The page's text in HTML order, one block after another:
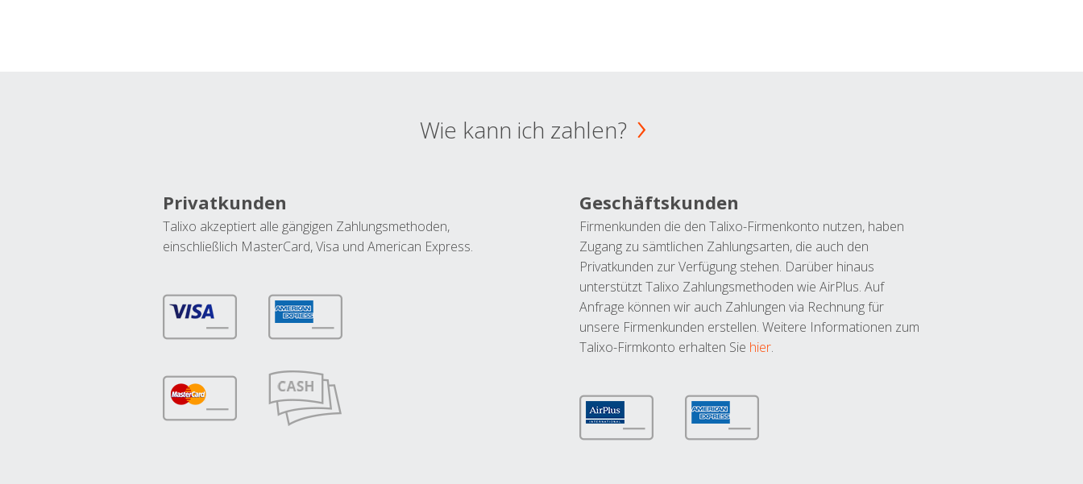
Wie kann ich zahlen?
Privatkunden
Talixo akzeptiert alle gängigen Zahlungsmethoden,
einschließlich MasterCard, Visa und American Express.
Geschäftskunden
Firmenkunden die den Talixo-Firmenkonto nutzen, haben
Zugang zu sämtlichen Zahlungsarten, die auch den
Privatkunden zur Verfügung stehen. Darüber hinaus
unterstützt Talixo Zahlungsmethoden wie AirPlus. Auf
Anfrage können wir auch Zahlungen via Rechnung für
unsere Firmenkunden erstellen. Weitere Informationen zum
Talixo-Firmkonto erhalten Sie hier.